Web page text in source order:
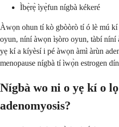
Ìbẹ̀rẹ̀ ìyẹ̀fun nígbà kékeré
Àwọn ohun tí kò gbòòrò tí ó lè mú
oyun, níní àwọn ìṣòro oyun, tàbí níní
yẹ kí a kíyèsí i pé àwọn àmì àrùn
menopause nígbà tí ìwọ̀n estrogen
Nígbà wo ni o yẹ kí o
adenomyosis?